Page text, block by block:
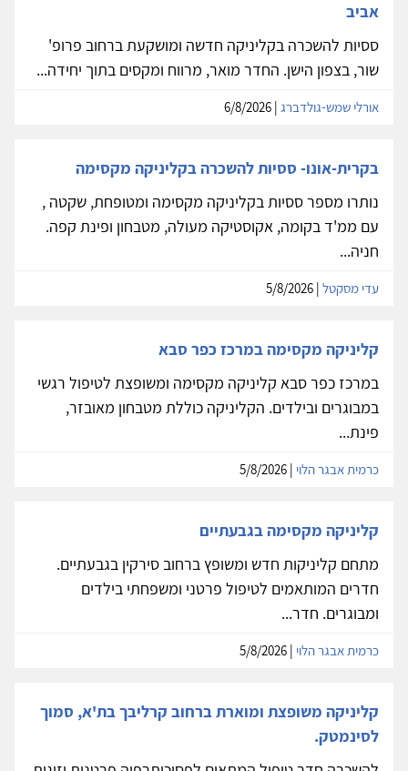
אביב
ססיות להשכרה בקליניקה חדשה ומושקעת ברחוב פרופ'
שור, בצפון הישן. החדר מואר, מרווח ומקסים בתוך יחידה...
אורלי שמש-גולדברג
בקרית-אונו- ססיות להשכרה בקליניקה מקסימה
נותרו מספר ססיות בקליניקה מקסימה ומטופחת, שקטה ,
עם ממ'ד בקומה, אקוסטיקה מעולה, מטבחון ופינת קפה.
חניה...
עדי מסקטל
קליניקה מקסימה במרכז כפר סבא
במרכז כפר סבא קליניקה מקסימה ומשופצת לטיפול רגשי
במבוגרים ובילדים. הקליניקה כוללת מטבחון מאובזר,
פינת...
כרמית אבגר הלוי
קליניקה מקסימה בגבעתיים
מתחם קליניקות חדש ומשופץ ברחוב סירקין בגבעתיים.
חדרים המותאמים לטיפול פרטני ומשפחתי בילדים
ומבוגרים. חדר...
כרמית אבגר הלוי
קליניקה משופצת ומוארת ברחוב קרליבך בת'א, סמוך
לסינמטק.